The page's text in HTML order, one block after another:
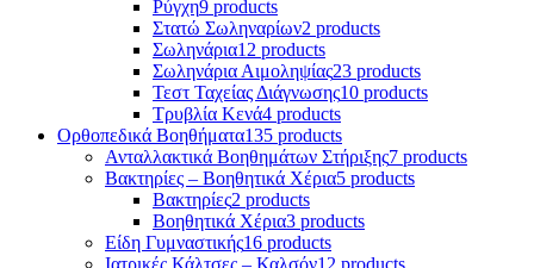
Ρύγχη9 products
Στατώ Σωληναρίων2 products
Σωληνάρια12 products
Σωληνάρια Αιμοληψίας23 products
Τεστ Ταχείας Διάγνωσης10 products
Τρυβλία Κενά4 products
Ορθοπεδικά Βοηθήματα135 products
Ανταλλακτικά Βοηθημάτων Στήριξης7 products
Βακτηρίες – Βοηθητικά Χέρια5 products
Βακτηρίες2 products
Βοηθητικά Χέρια3 products
Είδη Γυμναστικής16 products
Ιατρικές Κάλτσες – Καλσόν12 products